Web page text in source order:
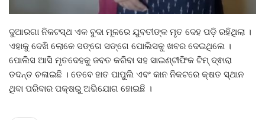
ଦୁଆରଗା ନିକଟସ୍ଥ ଏକ ବୁଦା ମୂଳରେ ଯୁବତୀଙ୍କ ମୃତ ଦେହ ପଡ଼ି ରହିଥିଲା ।
ଏହାକୁ ଦେଖି ଲୋକେ ସଙ୍ଗେ ସଙ୍ଗେ ପୋଲିସକୁ ଖବର ଦେଇଥିଲେ ।
ପୋଲିସ ଆସି ମୃତଦେହକୁ ଜବତ କରିବା ସହ ସାଇଣ୍ଟୀଫିକ ଟିମ୍ ଦ୍ଵାରା
ତଦନ୍ତ ଚଳାଇଛି । ତେବେ ହାତ ପାପୁଲି ଏବଂ କାନ ନିକଟରେ କ୍ଷତ ସ୍ଥାନ
ଥିବା ପରିବାର ପକ୍ଷରୁ ଅଭିଯୋଗ ହୋଇଛି ।